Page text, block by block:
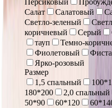
Персиковый
Салат
Салатовый
Светло-зеленый
коричневый
Серый
тауп
Темно-
Фиолетовый
Ярко-розовый
Размер
1,5 спальный
180*200
2,0 спальный
50*90
60*120